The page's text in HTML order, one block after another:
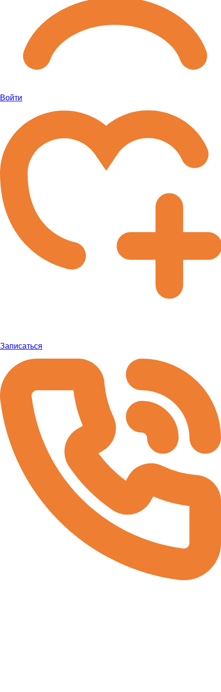
Войти
Записаться